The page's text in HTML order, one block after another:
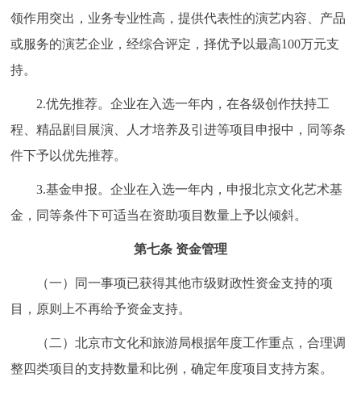
领作用突出，业务专业性高，提供代表性的演艺内容、产品
或服务的演艺企业，经综合评定，择优予以最高100万元支
持。
2.优先推荐。企业在入选一年内，在各级创作扶持工
程、精品剧目展演、人才培养及引进等项目申报中，同等条
件下予以优先推荐。
3.基金申报。企业在入选一年内，申报北京文化艺术基
金，同等条件下可适当在资助项目数量上予以倾斜。
第七条 资金管理
（一）同一事项已获得其他市级财政性资金支持的项
目，原则上不再给予资金支持。
（二）北京市文化和旅游局根据年度工作重点，合理调
整四类项目的支持数量和比例，确定年度项目支持方案。